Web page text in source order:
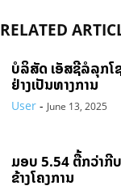
RELATED
ບໍລິສັດ ເອັສຊີລໍລຸກໂ
ຢ່າງເປັນທາງການ
User - June 13, 2025
ມອບ 5.54 ຕື້ກວ່າກີ
ຂ້າງໂຄງການ